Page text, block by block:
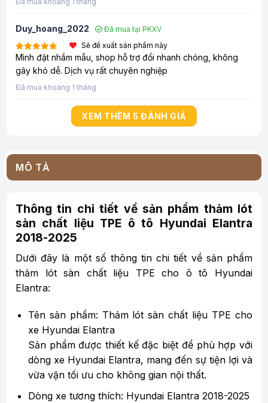
MÔ TẢ
Thông tin chi tiết về sản phẩm thảm lót
sàn chất liệu TPE ô tô Hyundai Elantra
2018-2025
Dưới đây là một số thông tin chi tiết về sản phẩm
thảm lót sàn chất liệu TPE cho ô tô Hyundai
Elantra:
Tên sản phẩm: Thảm lót sàn chất liệu TPE cho
xe Hyundai Elantra
Sản phẩm được thiết kế đặc biệt để phù hợp với
dòng xe Hyundai Elantra, mang đến sự tiện lợi và
vừa vặn tối ưu cho không gian nội thất.
Dòng xe tương thích: Hyundai Elantra 2018-2025
Duy_hoang_2022
Đã mua tại PKXV
Sẽ đề xuất sản phẩm này
Mình đặt nhầm mẫu, shop hỗ trợ đổi nhanh chóng, không
gây khó dễ. Dịch vụ rất chuyên nghiệp
Đã mua khoảng 1 tháng
XEM THÊM 5 ĐÁNH GIÁ